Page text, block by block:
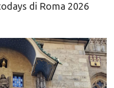
di Roma 2026